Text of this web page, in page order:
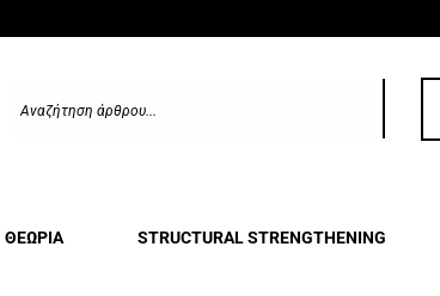
ΘΕΩΡΙΑ STRUCTURAL STRENGTHENING